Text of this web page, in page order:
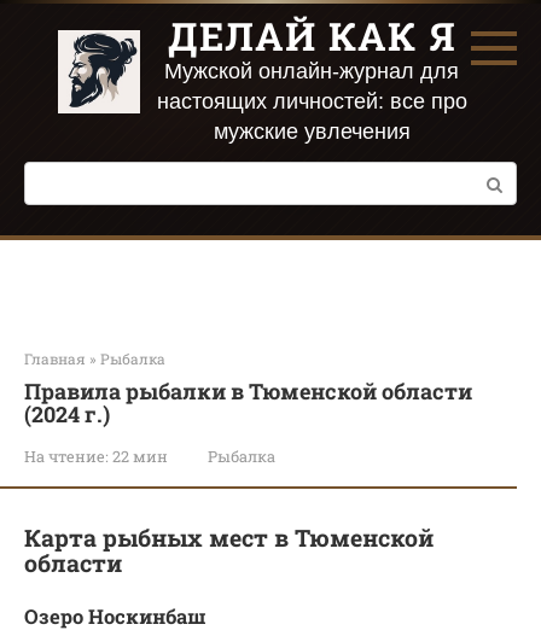
Перейти
контенту
ДЕЛАЙ КАК Я
Мужской онлайн-журнал для
настоящих личностей: все про
мужские увлечения
Поиск:
Главная » Рыбалка
Правила рыбалки в Тюменской области
(2024 г.)
На чтение: 22 мин Рыбалка
Карта рыбных мест в Тюменской
области
Озеро Носкинбаш